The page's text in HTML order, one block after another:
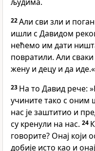
22Али сви зли и
ишли с Давидом
нећемо им дати
повратили. Али
жену и децу и да иде.«
23 На то Давид рече:
учините тако с
нас је заштитио и
су кренули на нас. 24
говорите? Онај који
добије исто као и